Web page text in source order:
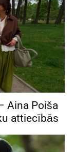
Aina Poiša
attiecībās